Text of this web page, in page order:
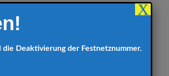
Deaktivierung der Festnetznummer.
X